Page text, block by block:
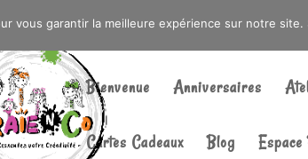
CHEZ SO WATT À SAINT ANDRÉ OU DANS LA
Bienvenue Anniversaires
Cartes Cadeaux Blog Espace
vous garantir la meilleure expérience sur notre